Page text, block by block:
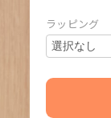
ラッピング